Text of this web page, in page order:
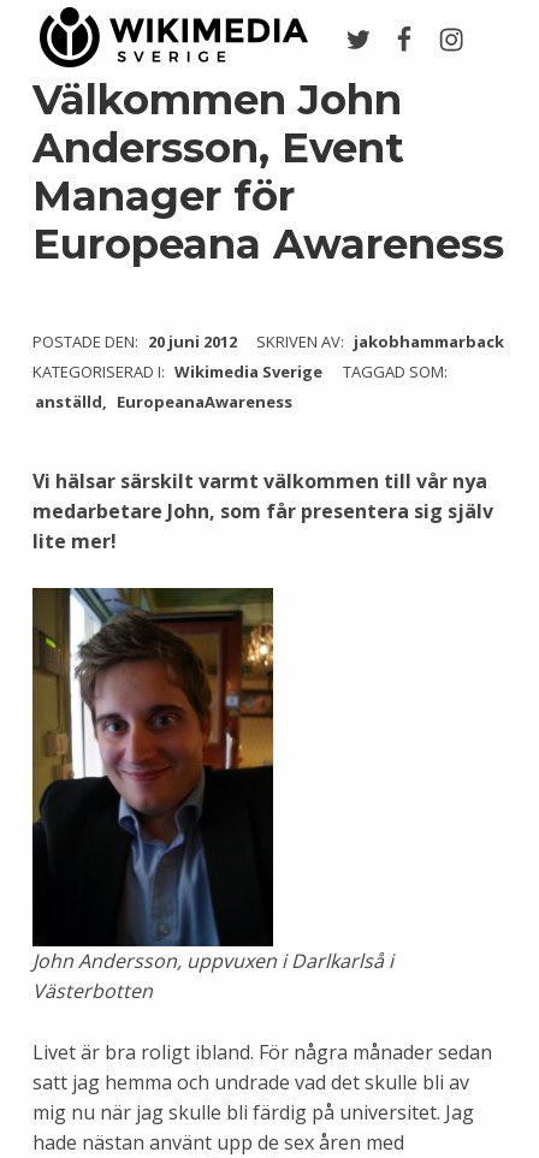
Välkommen John
Andersson, Event
Manager för
Europeana Awareness
POSTADE DEN: 20 juni 2012 SKRIVEN AV: jakobhammarback
KATEGORISERAD I: Wikimedia Sverige
TAGGAD SOM:
anställd
EuropeanaAwareness
Vi hälsar särskilt varmt välkommen till vår nya
medarbetare John, som får presentera sig själv
lite mer!
John Andersson, uppvuxen i Darlkarlså i
Västerbotten
Livet är bra roligt ibland. För några månader sedan
satt jag hemma och undrade vad det skulle bli av
mig nu när jag skulle bli färdig på universitet. Jag
hade nästan använt upp de sex åren med